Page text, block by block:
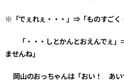
※「でぇれぇ・・・」 ⇒「ものすごく
「・・・しとかんとおえんでぇ」
ませんね」
岡山のおっちゃんは「おい！ あ